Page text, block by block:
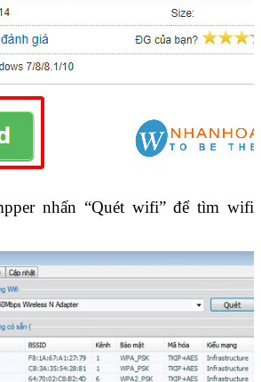
nhấn “Quét wifi” để tìm wifi